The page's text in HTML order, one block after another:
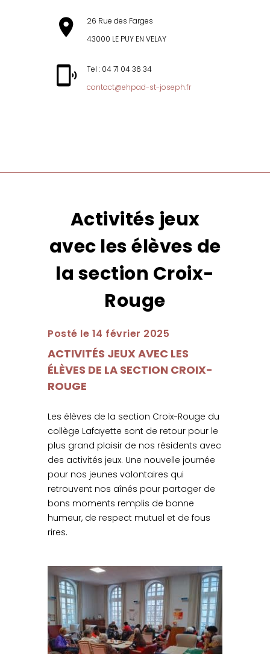
26 Rue des Farges
43000 LE PUY EN VELAY
Tel : 04 71 04 36 34
contact@ehpad-st-joseph.fr
Activités jeux
avec les élèves de
la section Croix-
Rouge
Posté le 14 février 2025
ACTIVITÉS JEUX AVEC LES
ÉLÈVES DE LA SECTION CROIX-
ROUGE
Les élèves de la section Croix-Rouge du
collège Lafayette sont de retour pour le
plus grand plaisir de nos résidents avec
des activités jeux. Une nouvelle journée
pour nos jeunes volontaires qui
retrouvent nos aînés pour partager de
bons moments remplis de bonne
humeur, de respect mutuel et de fous
rires.